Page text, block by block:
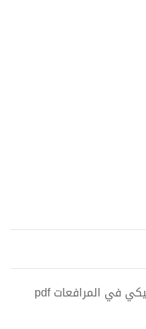
تحميل كتاب نظرية التوازن الديناميكي في المرافعات pdf